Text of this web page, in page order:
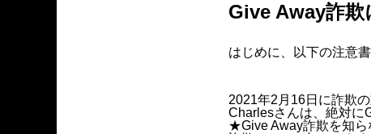
Give Away詐欺
はじめに、以下の注意
2021年2月16日に詐欺
Charlesさんは、絶対に
★Give Away詐欺を知ら